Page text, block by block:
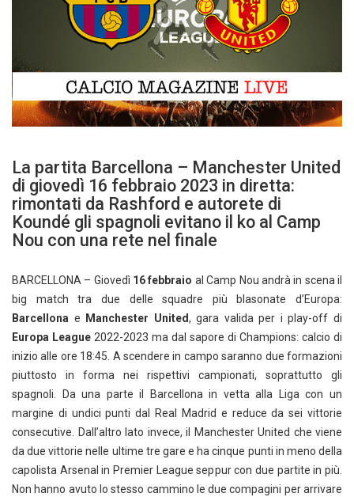
La partita Barcellona – Manchester United
di giovedì 16 febbraio 2023 in diretta:
rimontati da Rashford e autorete di
Koundé gli spagnoli evitano il ko al Camp
Nou con una rete nel finale
BARCELLONA – Giovedì 16 febbraio al Camp Nou andrà in scena il
big match tra due delle squadre più blasonate d’Europa:
Barcellona e Manchester United, gara valida per i play-off di
Europa League 2022-2023 ma dal sapore di Champions: calcio di
inizio alle ore 18:45. A scendere in campo saranno due formazioni
piuttosto in forma nei rispettivi campionati, soprattutto gli
spagnoli. Da una parte il Barcellona in vetta alla Liga con un
margine di undici punti dal Real Madrid e reduce da sei vittorie
consecutive. Dall’altro lato invece, il Manchester United che viene
da due vittorie nelle ultime tre gare e ha cinque punti in meno della
capolista Arsenal in Premier League seppur con due partite in più.
Non hanno avuto lo stesso cammino le due compagini per arrivare